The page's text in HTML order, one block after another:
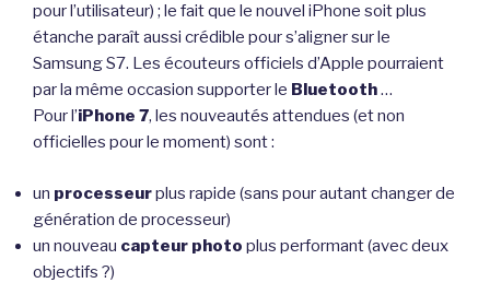
pour l’utilisateur) ; le fait que le nouvel iPhone soit plus
étanche paraît aussi crédible pour s’aligner sur le
Samsung S7. Les écouteurs officiels d’Apple pourraient
par la même occasion supporter le Bluetooth…
Pour l’iPhone 7, les nouveautés attendues (et non
officielles pour le moment) sont :
un processeurplus rapide (sans pour autant changer de
génération de processeur)
un nouveau capteur photo plus performant (avec deux
objectifs ?)